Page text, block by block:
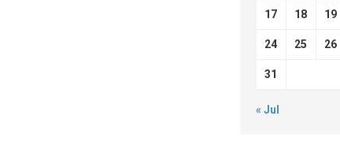
17 18 19
24 25 26
31
« Jul